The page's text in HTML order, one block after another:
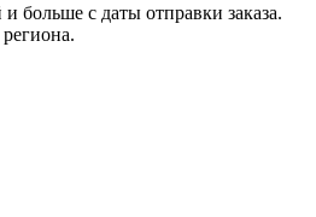
больше с даты отправки заказа.